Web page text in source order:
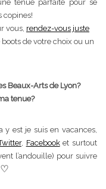
tenue parfaite pour se
copines!
vous, rendez-vous juste
de votre choix ou un
Beaux-Arts de Lyon?
tenue?
est je suis en vacances,
, Facebooket surtout
l’andouille) pour suivre
♡